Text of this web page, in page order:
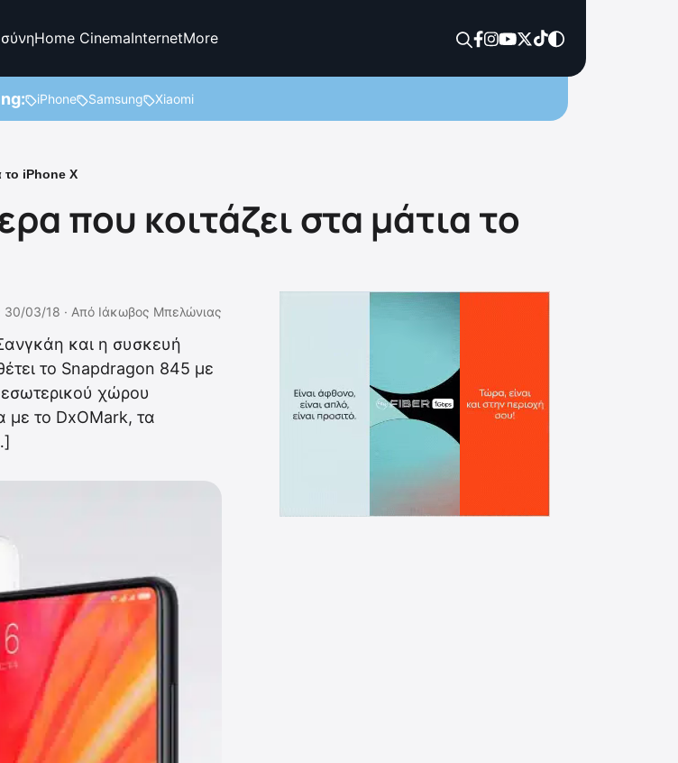
Home CinemaInternetMore
iPhone Samsung Xiaomi
το iPhone X
που κοιτάζει στα μάτια το
30/03/18 · Από Ιάκωβος Μπελώνιας
και η συσκευή
το Snapdragon 845 με
εσωτερικού χώρου
το DxOMark, τα